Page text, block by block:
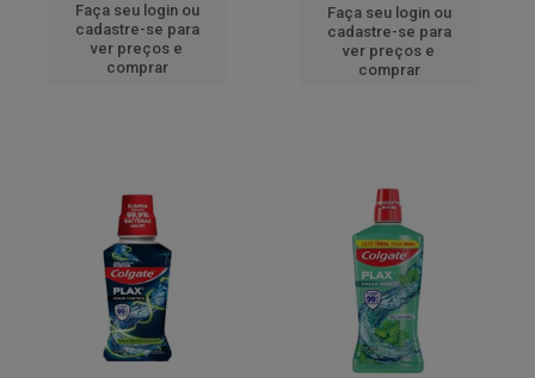
Faça seu login ou
cadastre-se para
ver preços e
comprar
Faça seu login ou
cadastre-se para
ver preços e
comprar